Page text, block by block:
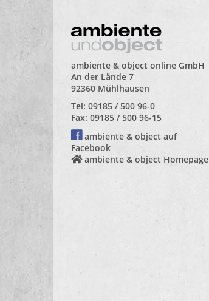
ambiente & object online GmbH
An der Lände 7
92360 Mühlhausen
Tel: 09185 / 500 96-0
Fax: 09185 / 500 96-15
ambiente & object auf
Facebook
ambiente & object Homepage